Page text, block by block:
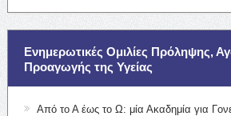
Ενημερωτικές Ομιλίες Πρόληψης,
Προαγωγής της Υγείας
Από το Α έως το Ω: μία Ακαδημία για